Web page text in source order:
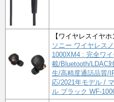
【ワイヤレスイヤホ
ソニー ワイヤレス
1000XM4 : 完全ワ
載/Bluetooth/LDAC
生/高精度通話品質/
応/2021年モデル /
ル ブラック WF-